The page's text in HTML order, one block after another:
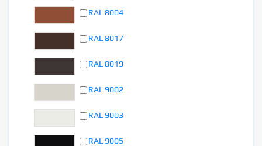
RAL 8004
RAL 8017
RAL 8019
RAL 9002
RAL 9003
RAL 9005